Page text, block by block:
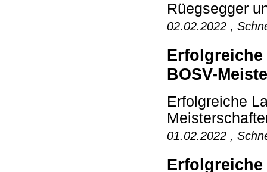
Rüegsegger
02.02.2022 ,
Erfolgreiche
BOSV-
Erfolgreiche
01.02.2022 ,
Erfolgreiche